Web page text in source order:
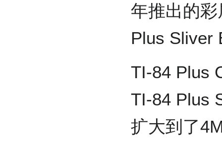
年推出的
Plus Sliver
TI-84 Plus
TI-84 Plus
扩大到了